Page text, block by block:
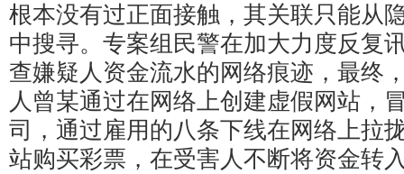
根本没有过正面接触，其关联只能从
中搜寻。专案组民警在加大力度反复
查嫌疑人资金流水的网络痕迹，最终
人曾某通过在网络上创建虚假网站，
司，通过雇用的八条下线在网络上拉
站购买彩票，在受害人不断将资金转